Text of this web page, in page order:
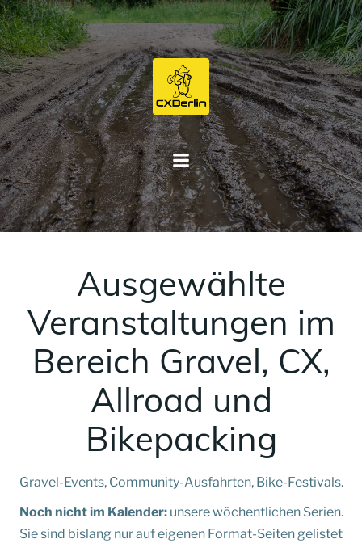
Zum
Inhalt
springen
Ausgewählte
Veranstaltungen im
Bereich Gravel, CX,
Allroad und
Bikepacking
Gravel-Events, Community-Ausfahrten, Bike-Festivals.
Noch nicht im Kalender:unsere wöchentlichen Serien.
Sie sind bislang nur auf eigenen Format-Seiten gelistet